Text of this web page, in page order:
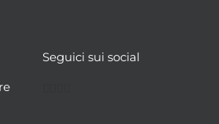
Seguici sui social